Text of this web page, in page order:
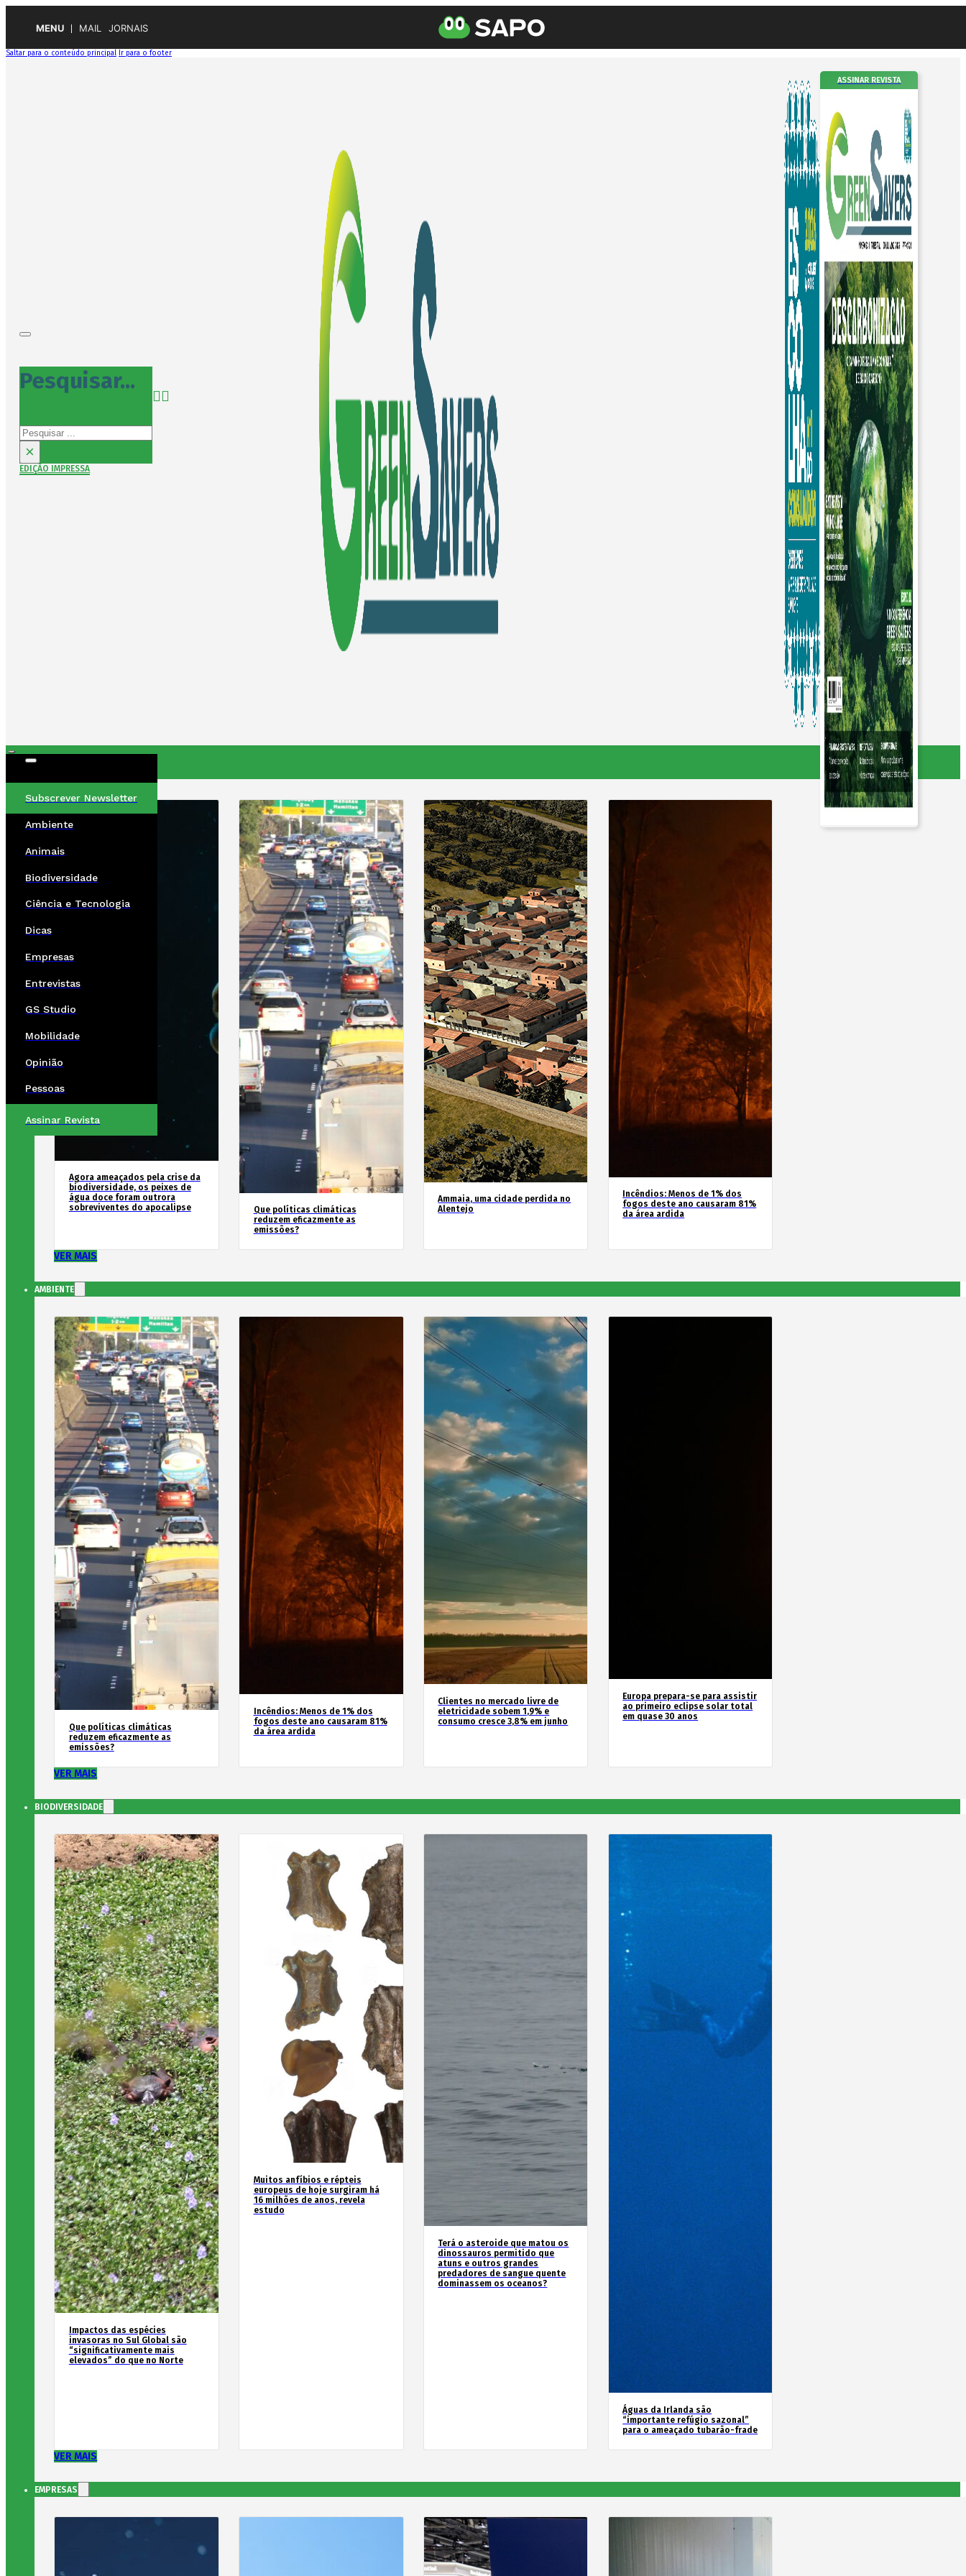
MENU MAIL JORNAIS
Saltar para o conteúdo principal Ir para o footer
Pesquisar...
Pesquisar
×
EDIÇÃO IMPRESSA
ASSINAR REVISTA
Subscrever Newsletter
Ambiente
Animais
Biodiversidade
Ciência e Tecnologia
Dicas
Empresas
Entrevistas
GS Studio
Mobilidade
Opinião
Pessoas
Assinar Revista
Agora ameaçados pela crise da
biodiversidade, os peixes de
água doce foram outrora
sobreviventes do apocalipse
Que políticas climáticas
reduzem eficazmente as
emissões?
Ammaia, uma cidade perdida no
Alentejo
Incêndios: Menos de 1% dos
fogos deste ano causaram 81%
da área ardida
VER MAIS
AMBIENTE
Que políticas climáticas
reduzem eficazmente as
emissões?
Incêndios: Menos de 1% dos
fogos deste ano causaram 81%
da área ardida
Clientes no mercado livre de
eletricidade sobem 1,9% e
consumo cresce 3,8% em junho
Europa prepara-se para assistir
ao primeiro eclipse solar total
em quase 30 anos
VER MAIS
BIODIVERSIDADE
Impactos das espécies
invasoras no Sul Global são
“significativamente mais
elevados” do que no Norte
Muitos anfíbios e répteis
europeus de hoje surgiram há
16 milhões de anos, revela
estudo
Terá o asteroide que matou os
dinossauros permitido que
atuns e outros grandes
predadores de sangue quente
dominassem os oceanos?
Águas da Irlanda são
“importante refúgio sazonal”
para o ameaçado tubarão-frade
VER MAIS
EMPRESAS